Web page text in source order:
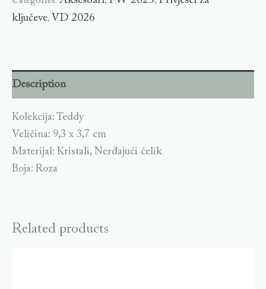
ključeve, VD 2026
Description
Kolekcija: Teddy
Veličina: 9,3 x 3,7 cm
Materijal: Kristali, Nerđajući čelik
Boja: Roza
Related products